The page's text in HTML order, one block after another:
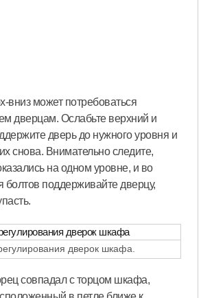
вниз может потребоваться
дверцам. Ослабьте верхний и
дверь до нужного уровня и
снова. Внимательно следите,
на одном уровне, и во
болтов поддерживайте дверцу,
дверок шкафа.
совпадал с торцом шкафа,